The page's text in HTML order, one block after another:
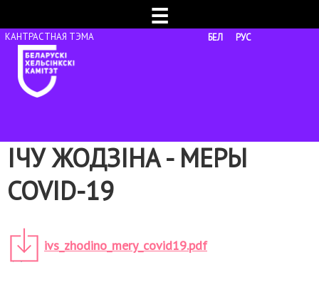
☰
БЕЛ РУС
ІЧУ ЖОДЗІНА - МЕРЫ
COVID-19
ivs_zhodino_mery_covid19.pdf